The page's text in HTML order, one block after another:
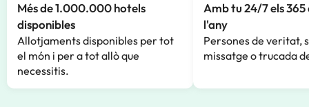
Més de 1.000.000 hotels
disponibles
Allotjaments disponibles per tot
el món i per a tot allò que
necessitis.
Amb tu 24/7 els 365
l'any
Persones de veritat,
missatge o trucada